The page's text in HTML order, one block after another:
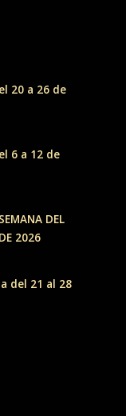
20 a 26 de
6 a 12 de
DEL
2026
del 21 al 28